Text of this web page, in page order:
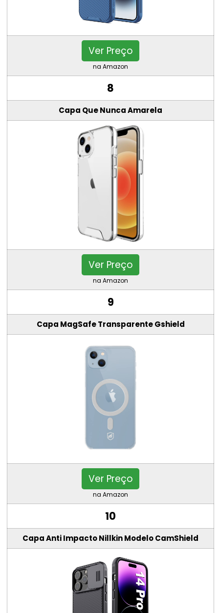
Ver Preço
na Amazon
8
Capa Que Nunca Amarela
Ver Preço
na Amazon
9
Capa MagSafe Transparente Gshield
Ver Preço
na Amazon
10
Capa Anti Impacto Nillkin Modelo CamShield